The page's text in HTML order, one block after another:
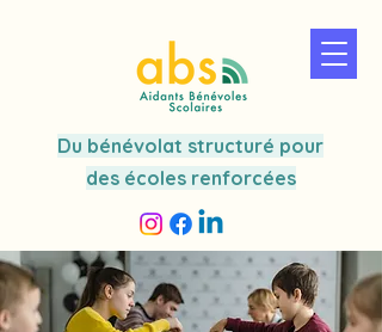
Du bénévolat structuré pour
des écoles renforcées